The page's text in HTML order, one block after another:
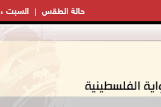
السبت ، 08 آب ، 2026 حالة الطقس